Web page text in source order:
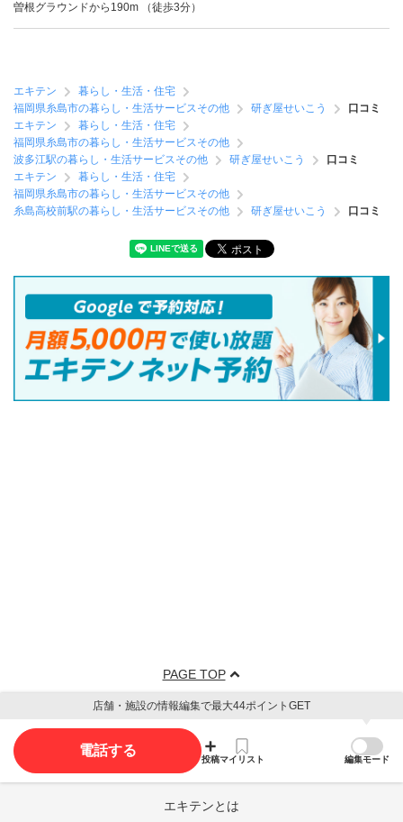
曽根グラウンドから190m （徒歩3分）
エキテン
暮らし・生活・住宅
福岡県糸島市の暮らし・生活サービスその他
研ぎ屋せいこう
口コミ
エキテン
暮らし・生活・住宅
福岡県糸島市の暮らし・生活サービスその他
波多江駅の暮らし・生活サービスその他
研ぎ屋せいこう
口コミ
エキテン
暮らし・生活・住宅
福岡県糸島市の暮らし・生活サービスその他
糸島高校前駅の暮らし・生活サービスその他
研ぎ屋せいこう 口コミ
PAGE TOP
店舗・施設の情報編集で最大44ポイントGET
電話する
投稿マイリスト 編集モード
エキテンとは